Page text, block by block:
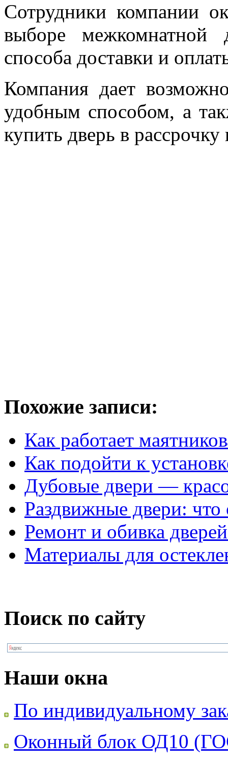
Сотрудники компании
выборе межкомнатной
способа доставки и
Компания дает
удобным способом, а
купить дверь в рассрочку
Похожие записи:
Как работает
Как подойти к
Дубовые двери —
Раздвижные двери:
Ремонт и обивка
Материалы для
Поиск по сайту
Наши окна
По индивидуальному
Оконный блок ОД10